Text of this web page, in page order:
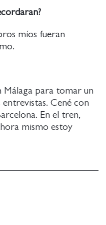
míos fueran
Málaga para tomar un
Cené con
En el tren,
mismo estoy